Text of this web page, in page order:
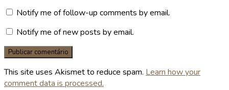
Notify me of follow-up comments by email.
Notify me of new posts by email.
This site uses Akismet to reduce spam. Learn how your
comment data is processed.